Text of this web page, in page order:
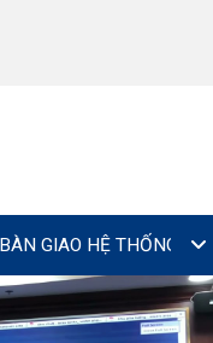
TÚ (JENNY)
và Tây Đô Long An tại